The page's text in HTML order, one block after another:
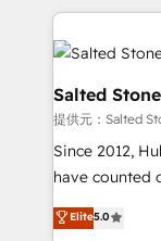
we de-risk
accelerate ROI
multi-region
we turn
scale. 🏆 HubSpot’s CEO called us “the partner of the
future.”
measurable
Salted Stone
提供元：Salted
Since 2012,
have counted
management,
solutions that
Elite5.0